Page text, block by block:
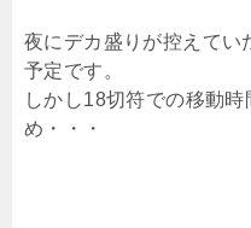
夜にデカ盛りが控えてい
予定です。
しかし18切符での移動
め・・・